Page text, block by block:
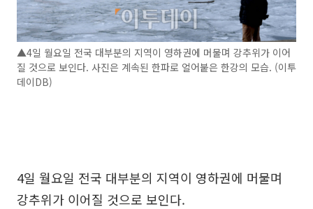
▲4일 월요일 전국 대부분의 지역이 영하권에 머물며 강추위가 이어
질 것으로 보인다. 사진은 계속된 한파로 얼어붙은 한강의 모습. (이투
데이DB)
4일 월요일 전국 대부분의 지역이 영하권에 머물며
강추위가 이어질 것으로 보인다.